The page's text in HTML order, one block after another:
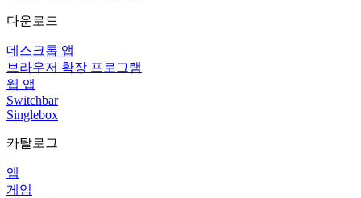
다운로드
데스크톱 앱
브라우저 확장 프로그램
웹 앱
Switchbar
Singlebox
카탈로그
앱
게임